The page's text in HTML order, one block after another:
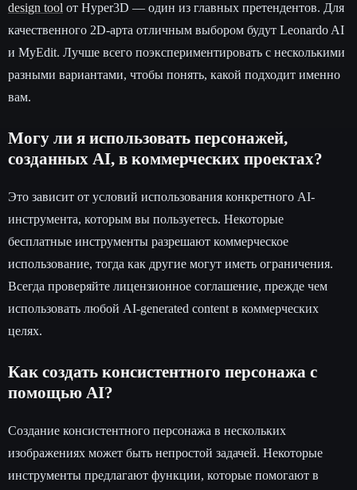
design tool от Hyper3D — один из главных претендентов. Для
качественного 2D-арта отличным выбором будут Leonardo AI
и MyEdit. Лучше всего поэкспериментировать с несколькими
разными вариантами, чтобы понять, какой подходит именно
вам.
Могу ли я использовать персонажей,
созданных AI, в коммерческих проектах?
Это зависит от условий использования конкретного AI-
инструмента, которым вы пользуетесь. Некоторые
бесплатные инструменты разрешают коммерческое
использование, тогда как другие могут иметь ограничения.
Всегда проверяйте лицензионное соглашение, прежде чем
использовать любой AI-generated content в коммерческих
целях.
Как создать консистентного персонажа с
помощью AI?
Создание консистентного персонажа в нескольких
изображениях может быть непростой задачей. Некоторые
инструменты предлагают функции, которые помогают в